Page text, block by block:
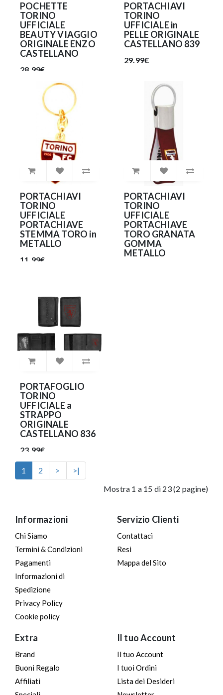
POCHETTE
TORINO
UFFICIALE
BEAUTY VIAGGIO
ORIGINALE ENZO
CASTELLANO
28.99€
PORTACHIAVI
TORINO
UFFICIALE in
PELLE ORIGINALE
CASTELLANO 839
29.99€
PORTACHIAVI
TORINO
UFFICIALE
PORTACHIAVE
STEMMA TORO in
METALLO
11.99€
PORTACHIAVI
TORINO
UFFICIALE
PORTACHIAVE
TORO GRANATA
GOMMA
METALLO
PORTAFOGLIO
TORINO
UFFICIALE a
STRAPPO
ORIGINALE
CASTELLANO 836
23.99€
1 2 >
>|
Mostra 1 a 15 di 23 (2 pagine)
Informazioni
Chi Siamo
Termini & Condizioni
Pagamenti
Informazioni di
Spedizione
Privacy Policy
Cookie policy
Servizio Clienti
Contattaci
Resi
Mappa del Sito
Extra
Brand
Buoni Regalo
Affiliati
Il tuo Account
Il tuo Account
I tuoi Ordini
Lista dei Desideri